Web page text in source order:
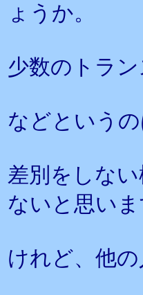
ょうか。
少数のトラ
などという
差別をしな
ないと思いま
けれど、他